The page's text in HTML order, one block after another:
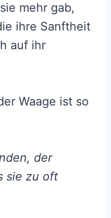
mehr gab,
ihre Sanftheit
auf ihr
Waage ist so
der
sie zu oft